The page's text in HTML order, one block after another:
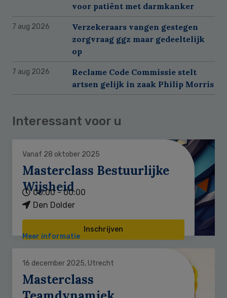
voor patiënt met darmkanker
7 aug 2026
Verzekeraars vangen gestegen
zorgvraag ggz maar gedeeltelijk
op
7 aug 2026
Reclame Code Commissie stelt
artsen gelijk in zaak Philip Morris
Interessant voor u
Vanaf 28 oktober 2025
Masterclass Bestuurlijke
Wijsheid
00:00 - 00:00
Den Dolder
Inschrijven
Meer informatie
16 december 2025, Utrecht
Masterclass